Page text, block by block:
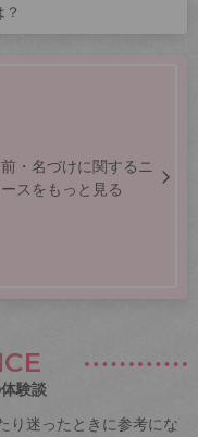
？
・名づけに関するニ
ースをもっと見る
験談
り迷ったときに参考にな